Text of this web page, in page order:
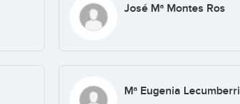
José Mª Montes Ros
Mª Eugenia Lecumberri